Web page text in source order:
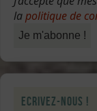
lapolitique de
Ecrivez-nous !